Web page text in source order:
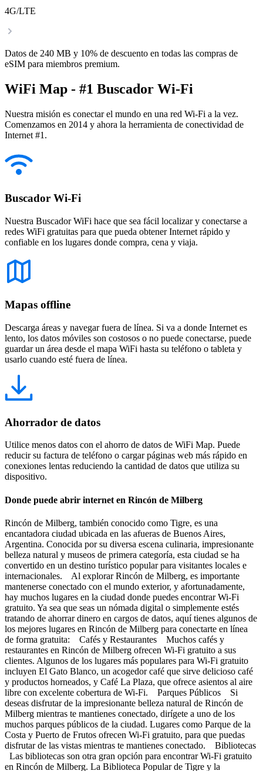
4G/LTE
Datos de 240 MB y 10% de descuento en todas las compras de
eSIM para miembros premium.
WiFi Map - #1 Buscador Wi-Fi
Nuestra misión es conectar el mundo en una red Wi-Fi a la vez.
Comenzamos en 2014 y ahora la herramienta de conectividad de
Internet #1.
Buscador Wi-Fi
Nuestra Buscador WiFi hace que sea fácil localizar y conectarse a
redes WiFi gratuitas para que pueda obtener Internet rápido y
confiable en los lugares donde compra, cena y viaja.
Mapas offline
Descarga áreas y navegar fuera de línea. Si va a donde Internet es
lento, los datos móviles son costosos o no puede conectarse, puede
guardar un área desde el mapa WiFi hasta su teléfono o tableta y
usarlo cuando esté fuera de línea.
Ahorrador de datos
Utilice menos datos con el ahorro de datos de WiFi Map. Puede
reducir su factura de teléfono o cargar páginas web más rápido en
conexiones lentas reduciendo la cantidad de datos que utiliza su
dispositivo.
Donde puede abrir internet en Rincón de Milberg
Rincón de Milberg, también conocido como Tigre, es una
encantadora ciudad ubicada en las afueras de Buenos Aires,
Argentina. Conocida por su diversa escena culinaria, impresionante
belleza natural y museos de primera categoría, esta ciudad se ha
convertido en un destino turístico popular para visitantes locales e
internacionales. Al explorar Rincón de Milberg, es importante
mantenerse conectado con el mundo exterior, y afortunadamente,
hay muchos lugares en la ciudad donde puedes encontrar Wi-Fi
gratuito. Ya sea que seas un nómada digital o simplemente estés
tratando de ahorrar dinero en cargos de datos, aquí tienes algunos de
los mejores lugares en Rincón de Milberg para conectarte en línea
de forma gratuita: Cafés y Restaurantes Muchos cafés y
restaurantes en Rincón de Milberg ofrecen Wi-Fi gratuito a sus
clientes. Algunos de los lugares más populares para Wi-Fi gratuito
incluyen El Gato Blanco, un acogedor café que sirve delicioso café
y productos horneados, y Café La Plaza, que ofrece asientos al aire
libre con excelente cobertura de Wi-Fi. Parques Públicos Si
deseas disfrutar de la impresionante belleza natural de Rincón de
Milberg mientras te mantienes conectado, dirígete a uno de los
muchos parques públicos de la ciudad. Lugares como Parque de la
Costa y Puerto de Frutos ofrecen Wi-Fi gratuito, para que puedas
disfrutar de las vistas mientras te mantienes conectado. Bibliotecas
Las bibliotecas son otra gran opción para encontrar Wi-Fi gratuito
en Rincón de Milberg. La Biblioteca Popular de Tigre y la